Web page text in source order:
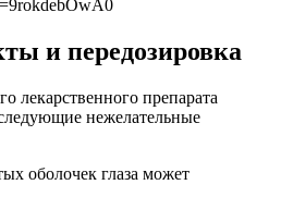
и передозировка
лекарственного препарата
нежелательные
оболочек глаза может